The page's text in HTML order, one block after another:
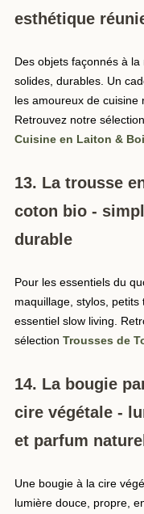
esthétique
Des objets façonnés à la
solides, durables. Un
les amoureux de cuisine
Retrouvez notre sélection
Cuisine en Laiton &
13. La trousse
coton bio -
durable
Pour les essentiels du
maquillage, stylos, petits
essentiel slow living.
sélection Trousses de
14. La bougie
cire végétale -
et parfum
Une bougie à la cire
lumière douce, propre,